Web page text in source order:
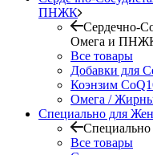
ПНЖК
Сердечно-
Омега и
Все товары
Добавки для
Коэнзим
Омега /
Специально для
Все товары